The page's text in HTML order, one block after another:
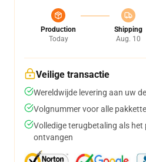
Production
Today
Shipping
Aug. 10
Veilige transactie
Wereldwijde levering aan uw
Volgnummer voor alle
Volledige terugbetaling als
ontvangen